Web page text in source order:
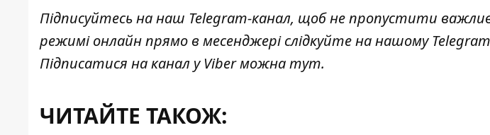
Підписуйтесь на наш Telegram-канал, щоб не пропустити
режимі онлайн прямо в месенджері слідкуйте на нашому
Підписатися на канал у Viber можнатут.
ЧИТАЙТЕ ТАКОЖ: